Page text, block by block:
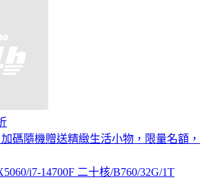
碼隨機贈送精緻生活小物，限量名額，
i7-14700F 二十核/B760/32G/1T